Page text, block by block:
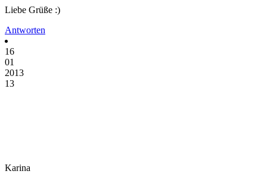
Liebe Grüße :)
Antworten
16
01
2013
13
Karina